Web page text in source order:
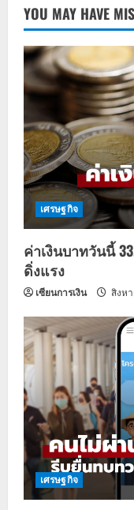
YOU MAY HAVE
เศรษฐกิจ
ค่าเงินบาทวันนี้
ดิ่งแรง
เซียนการเงิน สิงห
เศรษฐกิจ